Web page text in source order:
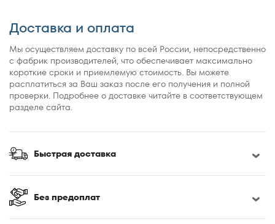
160x186
160x195
160x200
160x210
160x220
170x200
180x190
180x195
Доставка и оплата
Мы осуществляем доставку по всей России, непосредственно
с фабрик производителей, что обеспечивает максимально
короткие сроки и приемлемую стоимость. Вы можете
расплатиться за Ваш заказ после его получения и полной
проверки. Подробнее о доставке читайте в соответствующем
разделе сайта.
Быстрая доставка
Без предоплат